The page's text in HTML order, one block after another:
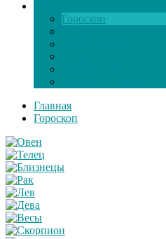
Гороскоп
Главная
Гороскоп